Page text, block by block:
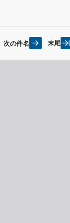
次の件名 末尾